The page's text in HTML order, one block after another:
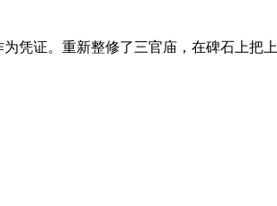
凭证。重新整修了三官庙，在碑石上把上